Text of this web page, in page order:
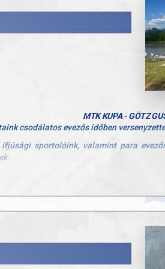
MTK KUPA - GÖTZ
csodálatos evezős időben
sportolóink, valamint para
Kolos
kétpár: Varga Boldizsár, Sáhó Illés
Juhász Kinga